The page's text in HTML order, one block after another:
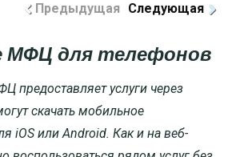
Предыдущая Следующая
МФЦ для телефонов
предоставляет услуги через
скачать мобильное
iOS или Android. Как и на веб-